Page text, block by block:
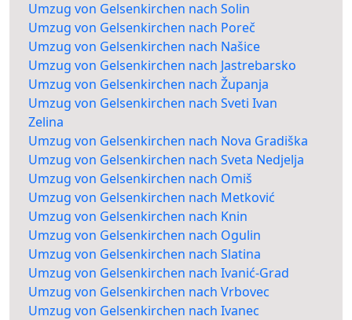
Umzug von Gelsenkirchen nach Solin
Umzug von Gelsenkirchen nach Poreč
Umzug von Gelsenkirchen nach Našice
Umzug von Gelsenkirchen nach Jastrebarsko
Umzug von Gelsenkirchen nach Županja
Umzug von Gelsenkirchen nach Sveti Ivan
Zelina
Umzug von Gelsenkirchen nach Nova Gradiška
Umzug von Gelsenkirchen nach Sveta Nedjelja
Umzug von Gelsenkirchen nach Omiš
Umzug von Gelsenkirchen nach Metković
Umzug von Gelsenkirchen nach Knin
Umzug von Gelsenkirchen nach Ogulin
Umzug von Gelsenkirchen nach Slatina
Umzug von Gelsenkirchen nach Ivanić-Grad
Umzug von Gelsenkirchen nach Vrbovec
Umzug von Gelsenkirchen nach Ivanec